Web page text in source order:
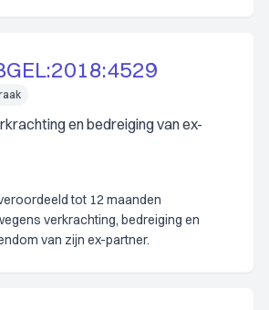
en bedreiging van ex-
tot 12 maanden
verkrachting, bedreiging en
van zijn ex-partner.